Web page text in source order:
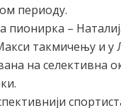
периоду.
пионирка –
такмичењу и у
на селективна